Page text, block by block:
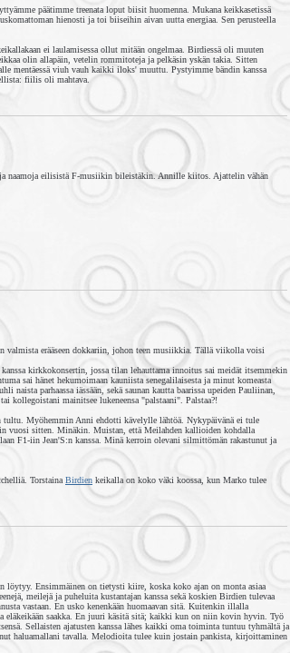
päätimme treenata loput biisit huomenna. Mukana keikkasetissä
hienosti ja toi biiseihin aivan uutta energiaa. Sen perusteella
ei laulamisessa ollut mitään ongelmaa. Birdiessä oli muuten
olin allapäin, vetelin rommitoteja ja pelkäsin yskän takia. Sitten
mentäessä viuh vauh kaikki iloks' muuttu. Pystyimme bändin kanssa
fiilis oli mahtava.
naamoja eilisistä F-musiikin bileistäkin. Annille kiitos. Ajattelin vähän
erääseen dokkariin, johon teen musiikkia. Tällä viikolla voisi
kirkkokonsertin, jossa tilan lehauttama innoitus sai meidät itsemmekin
sai hänet hekumoimaan kauniista senegalilaisesta ja minut komeasta
parhaassa iässään, sekä saunan kautta baarissa upeiden Pauliinan,
kollegoistani mainitsee lukeneensa "palstaani". Palstaa?!
tultu. Myöhemmin Anni ehdotti kävelylle lähtöä. Nykypäivänä ei tule
vuosi sitten. Minäkin. Muistan, että Meilahden kallioiden kohdalla
F1-iin Jean'S:n kanssa. Minä kerroin olevani silmittömän rakastunut ja
Torstaina Birdien keikalla on koko väki koossa, kun Marko tulee
Ensimmäinen on tietysti kiire, koska koko ajan on monta asiaa
meilejä ja puheluita kustantajan kanssa sekä koskien Birdien tulevaa
vastaan. En usko kenenkään huomaavan sitä. Kuitenkin illalla
eläkeikään saakka. En juuri käsitä sitä; kaikki kun on niin kovin hyvin. Työ
Sellaisten ajatusten kanssa lähes kaikki oma toiminta tuntuu tyhmältä ja
haluamallani tavalla. Melodioita tulee kuin jostain pankista, kirjoittaminen